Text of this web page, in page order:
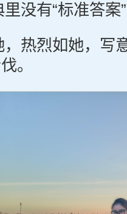
没有“标准答案
，热烈如她，写
。